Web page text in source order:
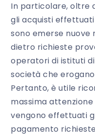
In particolare, oltre
gli acquisti effettuati
sono emerse
dietro richieste
operatori di istituti
società che
Pertanto, è utile
massima
vengono effettuati
pagamento